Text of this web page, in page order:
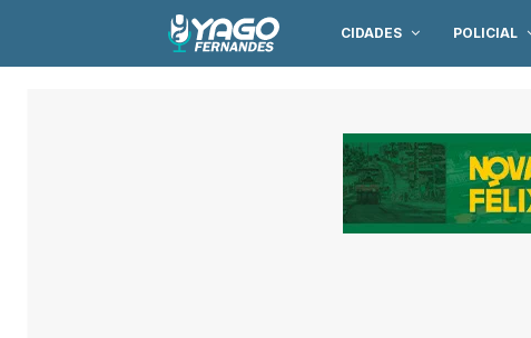
CIDADES POLICIAL